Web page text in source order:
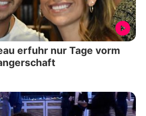
erfuhr nur Tage vorm